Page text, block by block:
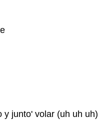
y junto' volar (uh uh uh)